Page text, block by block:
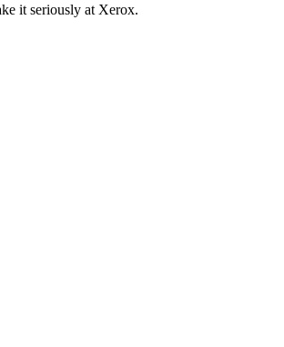
it seriously at Xerox.